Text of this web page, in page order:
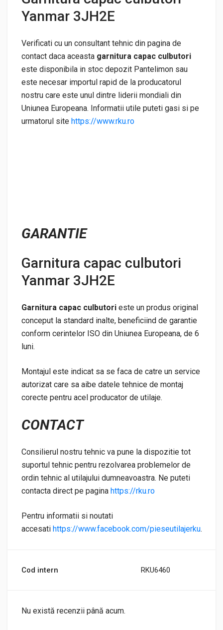
Yanmar 3JH2E
Verificati cu un consultant tehnic din pagina de
contact daca aceasta garnitura capac culbutori
este disponibila in stoc depozit Pantelimon sau
este necesar importul rapid de la producatorul
nostru care este unul dintre liderii mondiali din
Uniunea Europeana. Informatii utile puteti gasi si pe
urmatorul site https://www.rku.ro
GARANTIE
Garnitura capac culbutori
Yanmar 3JH2E
Garnitura capac culbutori este un produs original
conceput la standard inalte, beneficiind de garantie
conform cerintelor ISO din Uniunea Europeana, de 6
luni.
Montajul este indicat sa se faca de catre un service
autorizat care sa aibe datele tehnice de montaj
corecte pentru acel producator de utilaje.
CONTACT
Consilierul nostru tehnic va pune la dispozitie tot
suportul tehnic pentru rezolvarea problemelor de
ordin tehnic al utilajului dumneavoastra. Ne puteti
contacta direct pe pagina https://rku.ro
Pentru informatii si noutati
accesati https://www.facebook.com/pieseutilajerku.
Cod intern RKU6460
Nu există recenzii până acum.